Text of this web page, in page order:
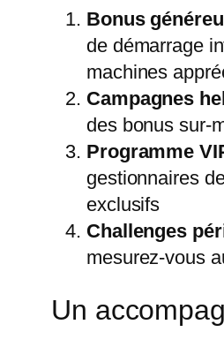
Bonus
de démarrage
machines
Campagnes
des bonus sur-
Programme
gestionnaires
exclusifs
Challenges
mesurez-vous
Un